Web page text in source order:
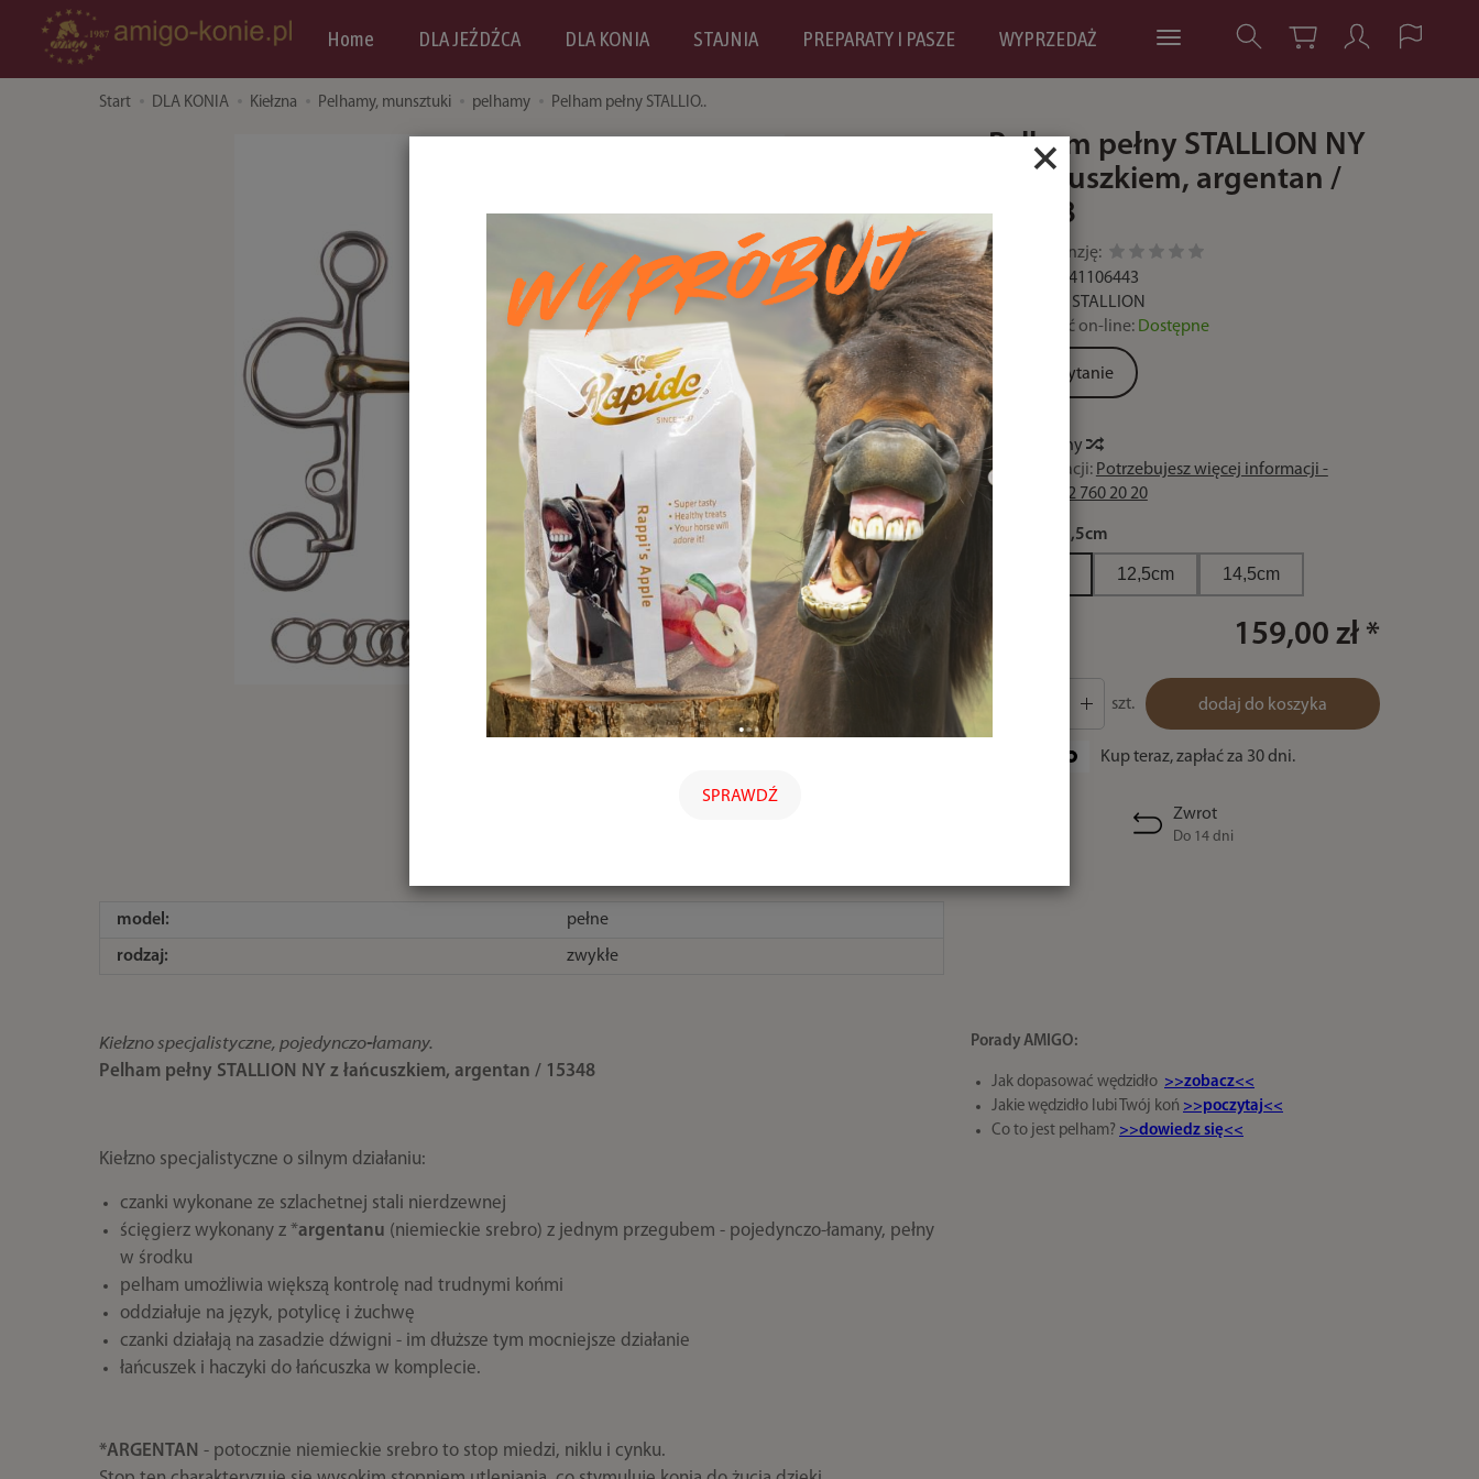
×
SPRAWDŹ
Home DLA JEŹDŹCA DLA KONIA STAJNIA PREPARATY I PASZE WYPRZEDAŻ
Start DLA KONIA Kiełzna Pelhamy, munsztuki pelhamy Pelham pełny STALLIO..
Pelham pełny STALLION NY
z łańcuszkiem, argentan /
15348
Dodaj recenzję:
Kod:
5907441106443
Producent:
STALLION
Dostępność on-line: Dostępne
Zadaj pytanie
Historia ceny
Czas realizacji: Potrzebujesz więcej informacji -
zadzwoń 32 760 20 20
11,5cm
12,5cm 14,5cm
159,00 zł *
szt. dodaj do koszyka
Kup teraz, zapłać za 30 dni.
Zwrot
Do 14 dni
model: pełne
rodzaj: zwykłe
Kiełzno specjalistyczne, pojedynczo-łamany.
Pelham pełny STALLION NY z łańcuszkiem, argentan / 15348
Kiełzno specjalistyczne o silnym działaniu:
czanki wykonane ze szlachetnej stali nierdzewnej
ścięgierz wykonany z *argentanu (niemieckie srebro) z jednym przegubem - pojedynczo-łamany, pełny
w środku
pelham umożliwia większą kontrolę nad trudnymi końmi
oddziałuje na język, potylicę i żuchwę
czanki działają na zasadzie dźwigni - im dłuższe tym mocniejsze działanie
łańcuszek i haczyki do łańcuszka w komplecie.
*ARGENTAN - potocznie niemieckie srebro to stop miedzi, niklu i cynku.
Porady AMIGO:
Jak dopasować wędzidło >>zobacz<<
Jakie wędzidło lubi Twój koń >>poczytaj<<
Co to jest pelham? >>dowiedz się<<